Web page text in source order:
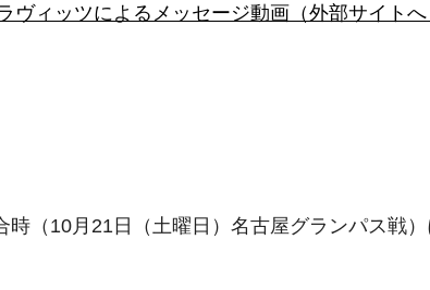
ヴィッツによるメッセージ動画（外部サイト
（10月21日（土曜日）名古屋グランパス戦